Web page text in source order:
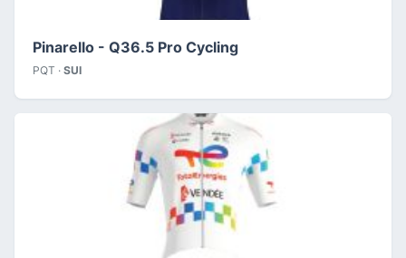
Pinarello - Q36.5 Pro Cycling
PQT · SUI